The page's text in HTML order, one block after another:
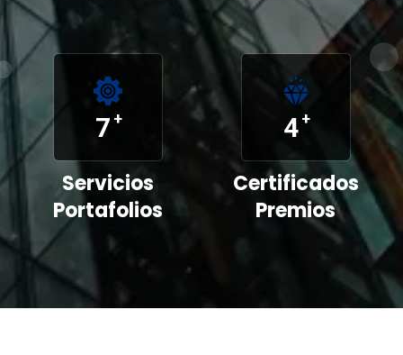
7 +
Servicios
Portafolios
4+
Certificados
Premios